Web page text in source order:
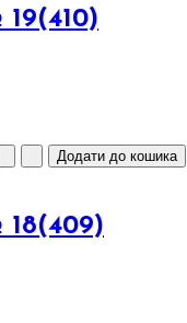
18(409)